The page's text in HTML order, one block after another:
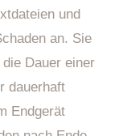
und
an. Sie
Dauer einer
dauerhaft
Endgerät